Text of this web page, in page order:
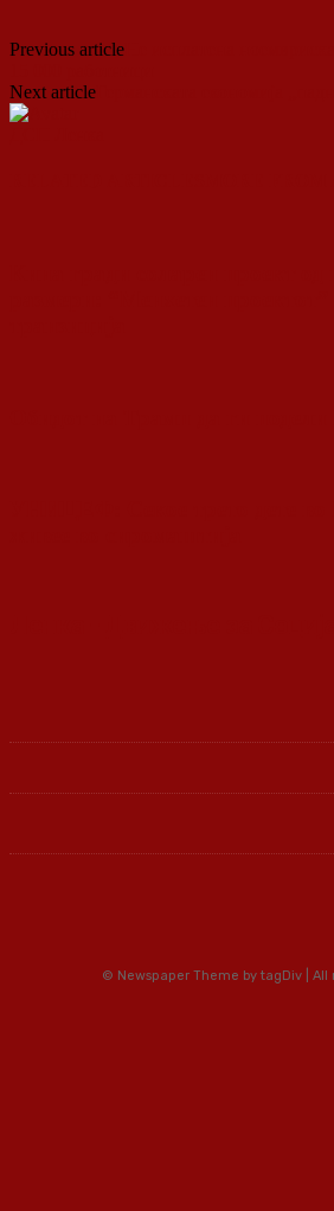
Previous article
Next article
© Newspaper Theme by tagDiv | All